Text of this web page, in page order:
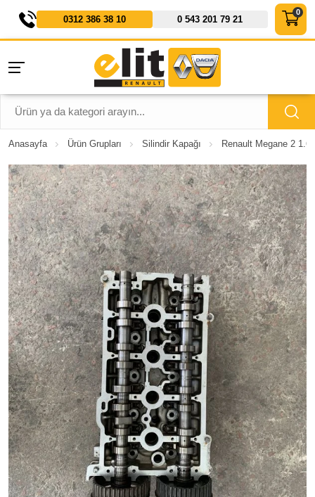
0312 386 38 10 0 543 201 79 21
Anasayfa Ürün Grupları Silindir Kapağı Renault Megane 2 1.6